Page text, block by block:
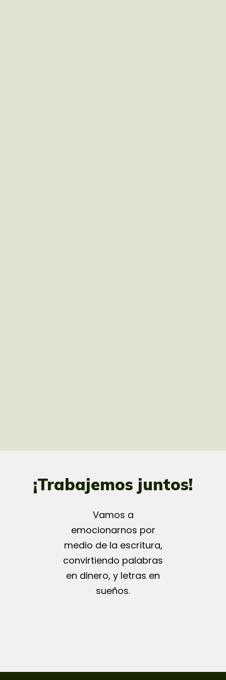
¡Trabajemos juntos!
Vamos a
emocionarnos por
medio de la escritura,
convirtiendo palabras
en dinero, y letras en
sueños.